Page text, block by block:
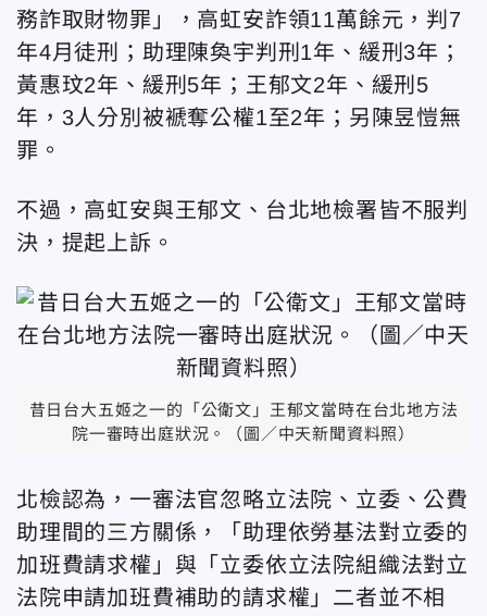
務詐取財物罪」，高虹安詐領11萬餘元，判7
年4月徒刑；助理陳奐宇判刑1年、緩刑3年；
黃惠玟2年、緩刑5年；王郁文2年、緩刑5
年，3人分別被褫奪公權1至2年；另陳昱愷無
罪。
不過，高虹安與王郁文、台北地檢署皆不服判
決，提起上訴。
昔日台大五姬之一的「公衛文」王郁文當時在台北地方法
院一審時出庭狀況。（圖／中天新聞資料照）
北檢認為，一審法官忽略立法院、立委、公費
助理間的三方關係，「助理依勞基法對立委的
加班費請求權」與「立委依立法院組織法對立
法院申請加班費補助的請求權」二者並不相